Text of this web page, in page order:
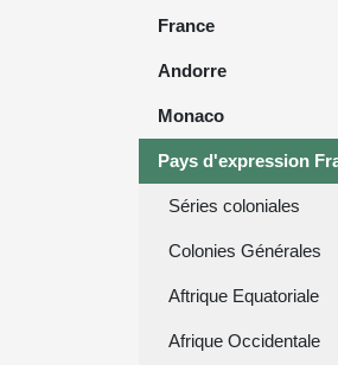
France
Andorre
Monaco
Pays d'expression
Séries coloniales
Colonies Générales
Aftrique Equatoriale
Afrique Occidentale